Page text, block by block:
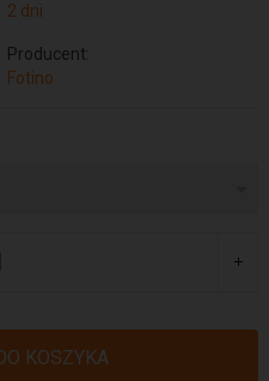
2 dni
Producent:
Fotino
KOSZYKA